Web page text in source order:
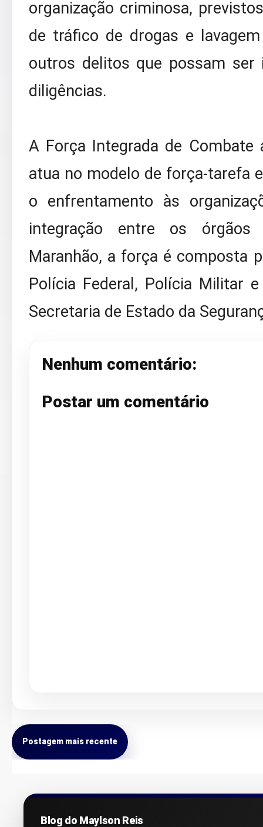
organização criminosa,
de tráfico de drogas e
outros delitos que possam ser
diligências.
A Força Integrada de Combate
atua no modelo de força-tarefa
o enfrentamento às
integração entre os
Maranhão, a força é composta
Polícia Federal, Polícia Militar
Secretaria de Estado da
Nenhum comentário:
Postar um comentário
Postagem mais recente
Blog do Maylson Reis